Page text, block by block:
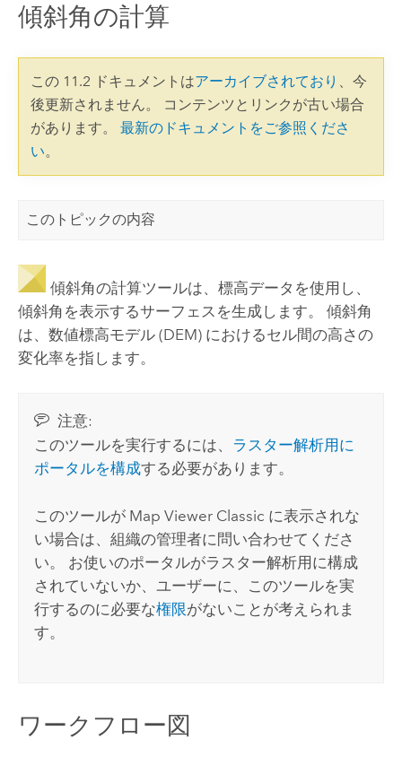
傾斜角の計算
この 11.2 ドキュメントはアーカイブされており 、今
後更新されません。 コンテンツとリンクが古い場合
があります。 最新のドキュメントをご参照くださ
い。
このトピックの内容
傾斜角の計算ツールは、標高データを使用し、
傾斜角を表示するサーフェスを生成します。 傾斜角
は、数値標高モデル (DEM) におけるセル間の高さの
変化率を指します。
注意:
このツールを実行するには、 ラスター解析用に
ポータルを構成する必要があります。
このツールが Map Viewer Classic に表示されな
い場合は、組織の管理者に問い合わせてくださ
い。 お使いのポータルがラスター解析用に構成
されていないか、ユーザーに、このツールを実
行するのに必要な権限がないことが考えられま
す。
ワークフロー図